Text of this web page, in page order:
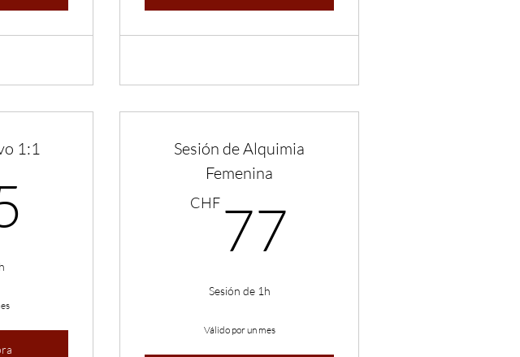
1:1
65CHF
Sesión de Alquimia
Femenina
CHF 77
Sesión de 1h
Válido por un mes